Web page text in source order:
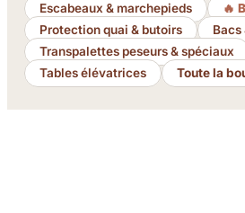
Escabeaux & marchepieds
🔥
Protection quai & butoirs
Bacs
Transpalettes peseurs & spéciaux
Tables élévatrices
Toute la